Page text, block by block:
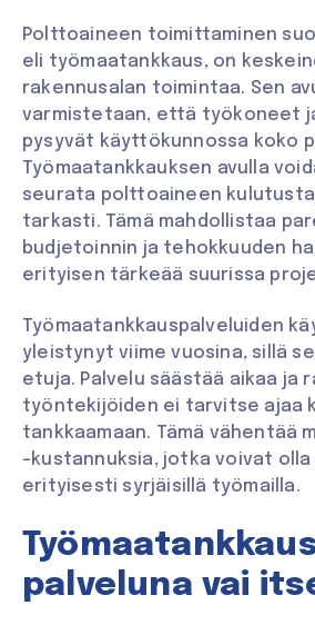
Polttoaineen toimittaminen
eli työmaatankkaus, on
rakennusalan toimintaa. Sen
varmistetaan, että työkoneet
pysyvät käyttökunnossa koko
Työmaatankkauksen avulla
seurata polttoaineen
tarkasti. Tämä mahdollistaa
budjetoinnin ja tehokkuuden
erityisen tärkeää suurissa
Työmaatankkauspalveluiden
yleistynyt viime vuosina, sillä
etuja. Palvelu säästää aikaa ja
työntekijöiden ei tarvitse ajaa
tankkaamaan. Tämä vähentää
-kustannuksia, jotka voivat
erityisesti syrjäisillä työmailla.
palveluna vai